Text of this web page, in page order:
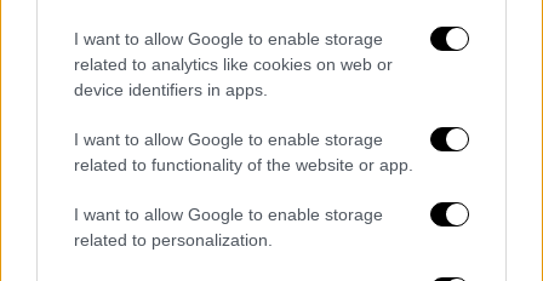
I want to allow Google to enable storage
related to analytics like cookies on web or
device identifiers in apps.
I want to allow Google to enable storage
related to functionality of the website or app.
I want to allow Google to enable storage
related to personalization.
πλέον», πρόσθεσε.
επαφές που είχε με αξιωματούχους της
, ο ΓΓ του NATO τόνισε ότι
όλες οι περιοχές του κόσμου συνδέονται και
αντιμετώπιση παγκόσμιων απειλών,
διευρύνοντας τις εταιρικές σχέσεις της